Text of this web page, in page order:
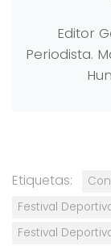
Editor
Periodista.
Etiquetas:
Festival
Festival